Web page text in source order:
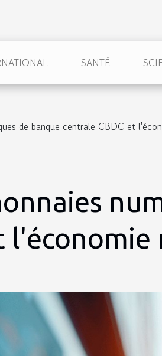
SANTÉ
de banque centrale CBDC et
l'économie